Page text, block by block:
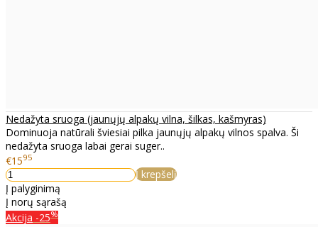
Nedažyta sruoga (jaunųjų alpakų vilna, šilkas, kašmyras)
Dominuoja natūrali šviesiai pilka jaunųjų alpakų vilnos spalva. Ši
nedažyta sruoga labai gerai suger..
€1595
Į krepšelį
Į palyginimą
Į norų sąrašą
Akcija -25%